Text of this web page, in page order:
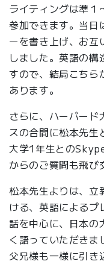
ライティングは準
参加できます。当日
ーを書き上げ、お互
しました。英語の
すので、結局こちら
あります。
さらに、ハーバード
スの合間に松本先生
大学1年生との
からのご質問も飛び
松本先生よりは、立
ける、英語によるプ
話を中心に、日本の
く語っていただきま
父兄様も一様に引き